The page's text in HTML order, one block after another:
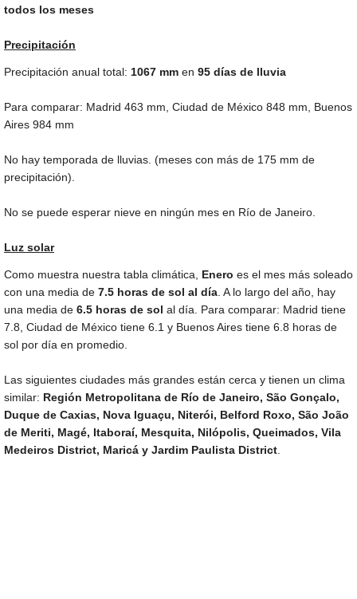
todos los meses
Precipitación
Precipitación anual total: 1067 mm en 95 días de lluvia
Para comparar: Madrid 463 mm, Ciudad de México 848 mm, Buenos
Aires 984 mm
No hay temporada de lluvias. (meses con más de 175 mm de
precipitación).
No se puede esperar nieve en ningún mes en Río de Janeiro.
Luz solar
Como muestra nuestra tabla climática, Enero es el mes más soleado
con una media de 7.5 horas de sol al día. A lo largo del año, hay
una media de 6.5 horas de sol al día. Para comparar: Madrid tiene
7.8, Ciudad de México tiene 6.1 y Buenos Aires tiene 6.8 horas de
sol por día en promedio.
Las siguientes ciudades más grandes están cerca y tienen un clima
similar: Región Metropolitana de Río de Janeiro, São Gonçalo,
Duque de Caxias, Nova Iguaçu, Niterói, Belford Roxo, São João
de Meriti, Magé, Itaboraí, Mesquita, Nilópolis, Queimados, Vila
Medeiros District, Maricá y Jardim Paulista District.